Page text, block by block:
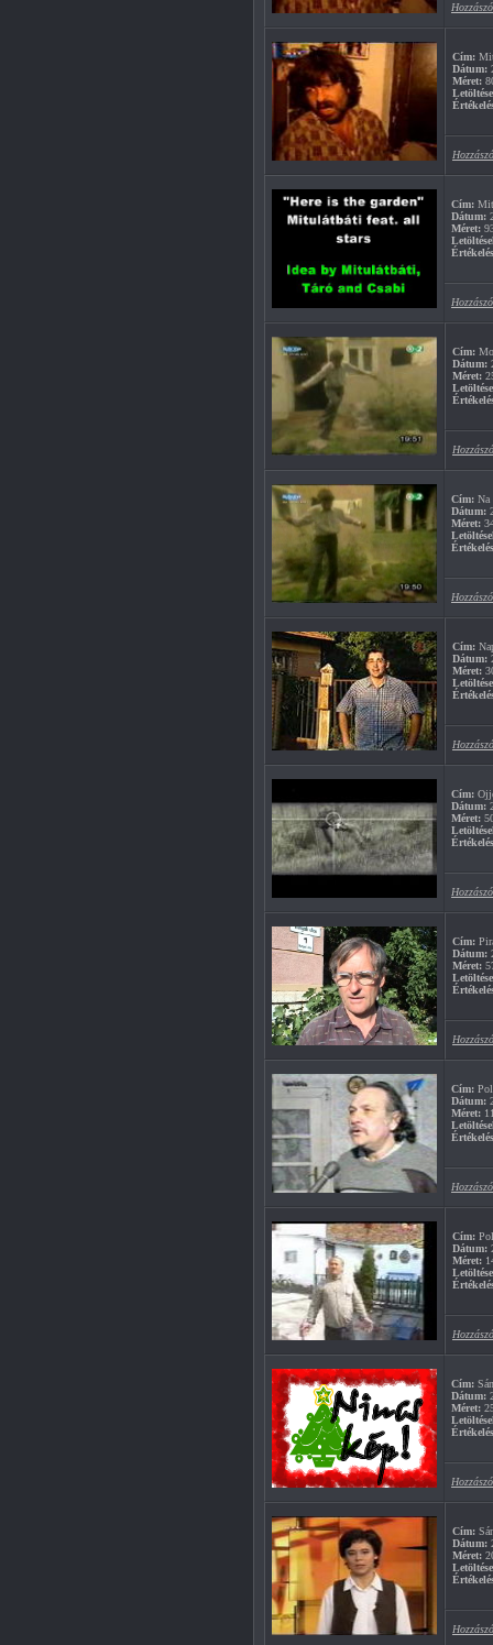
Cím:
Dátum:
Méret:
Cím:
Dátum:
Méret:
Cím:
Dátum:
Méret:
Cím: Na
Dátum:
Méret:
Cím:
Dátum:
Méret:
Cím:
Dátum:
Méret:
Cím:
Dátum:
Méret:
Cím:
Dátum:
Méret:
Cím:
Dátum:
Méret:
Cím:
Dátum:
Méret:
Cím:
Dátum:
Méret: